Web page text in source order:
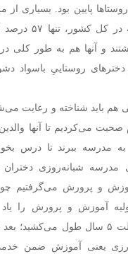
پایین بود. بسیاری از
و آنها هم به طور کلی در
روستاییِ باسواد
باید شناخته و رعایت
می‌کردیم تا آنها
به مدرسه ببرند تا درس
مدرسه شبانه‌روزی دختران
و پرورش می‌گرفتیم چون
آموزش و پرورش را
ســریع‌تریـن حالت ۵ سال طول
یعنی آموزش ضمن خدمت